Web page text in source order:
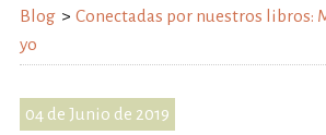
Blog > Conectadas por nuestros libros:
yo
04 de Junio de 2019